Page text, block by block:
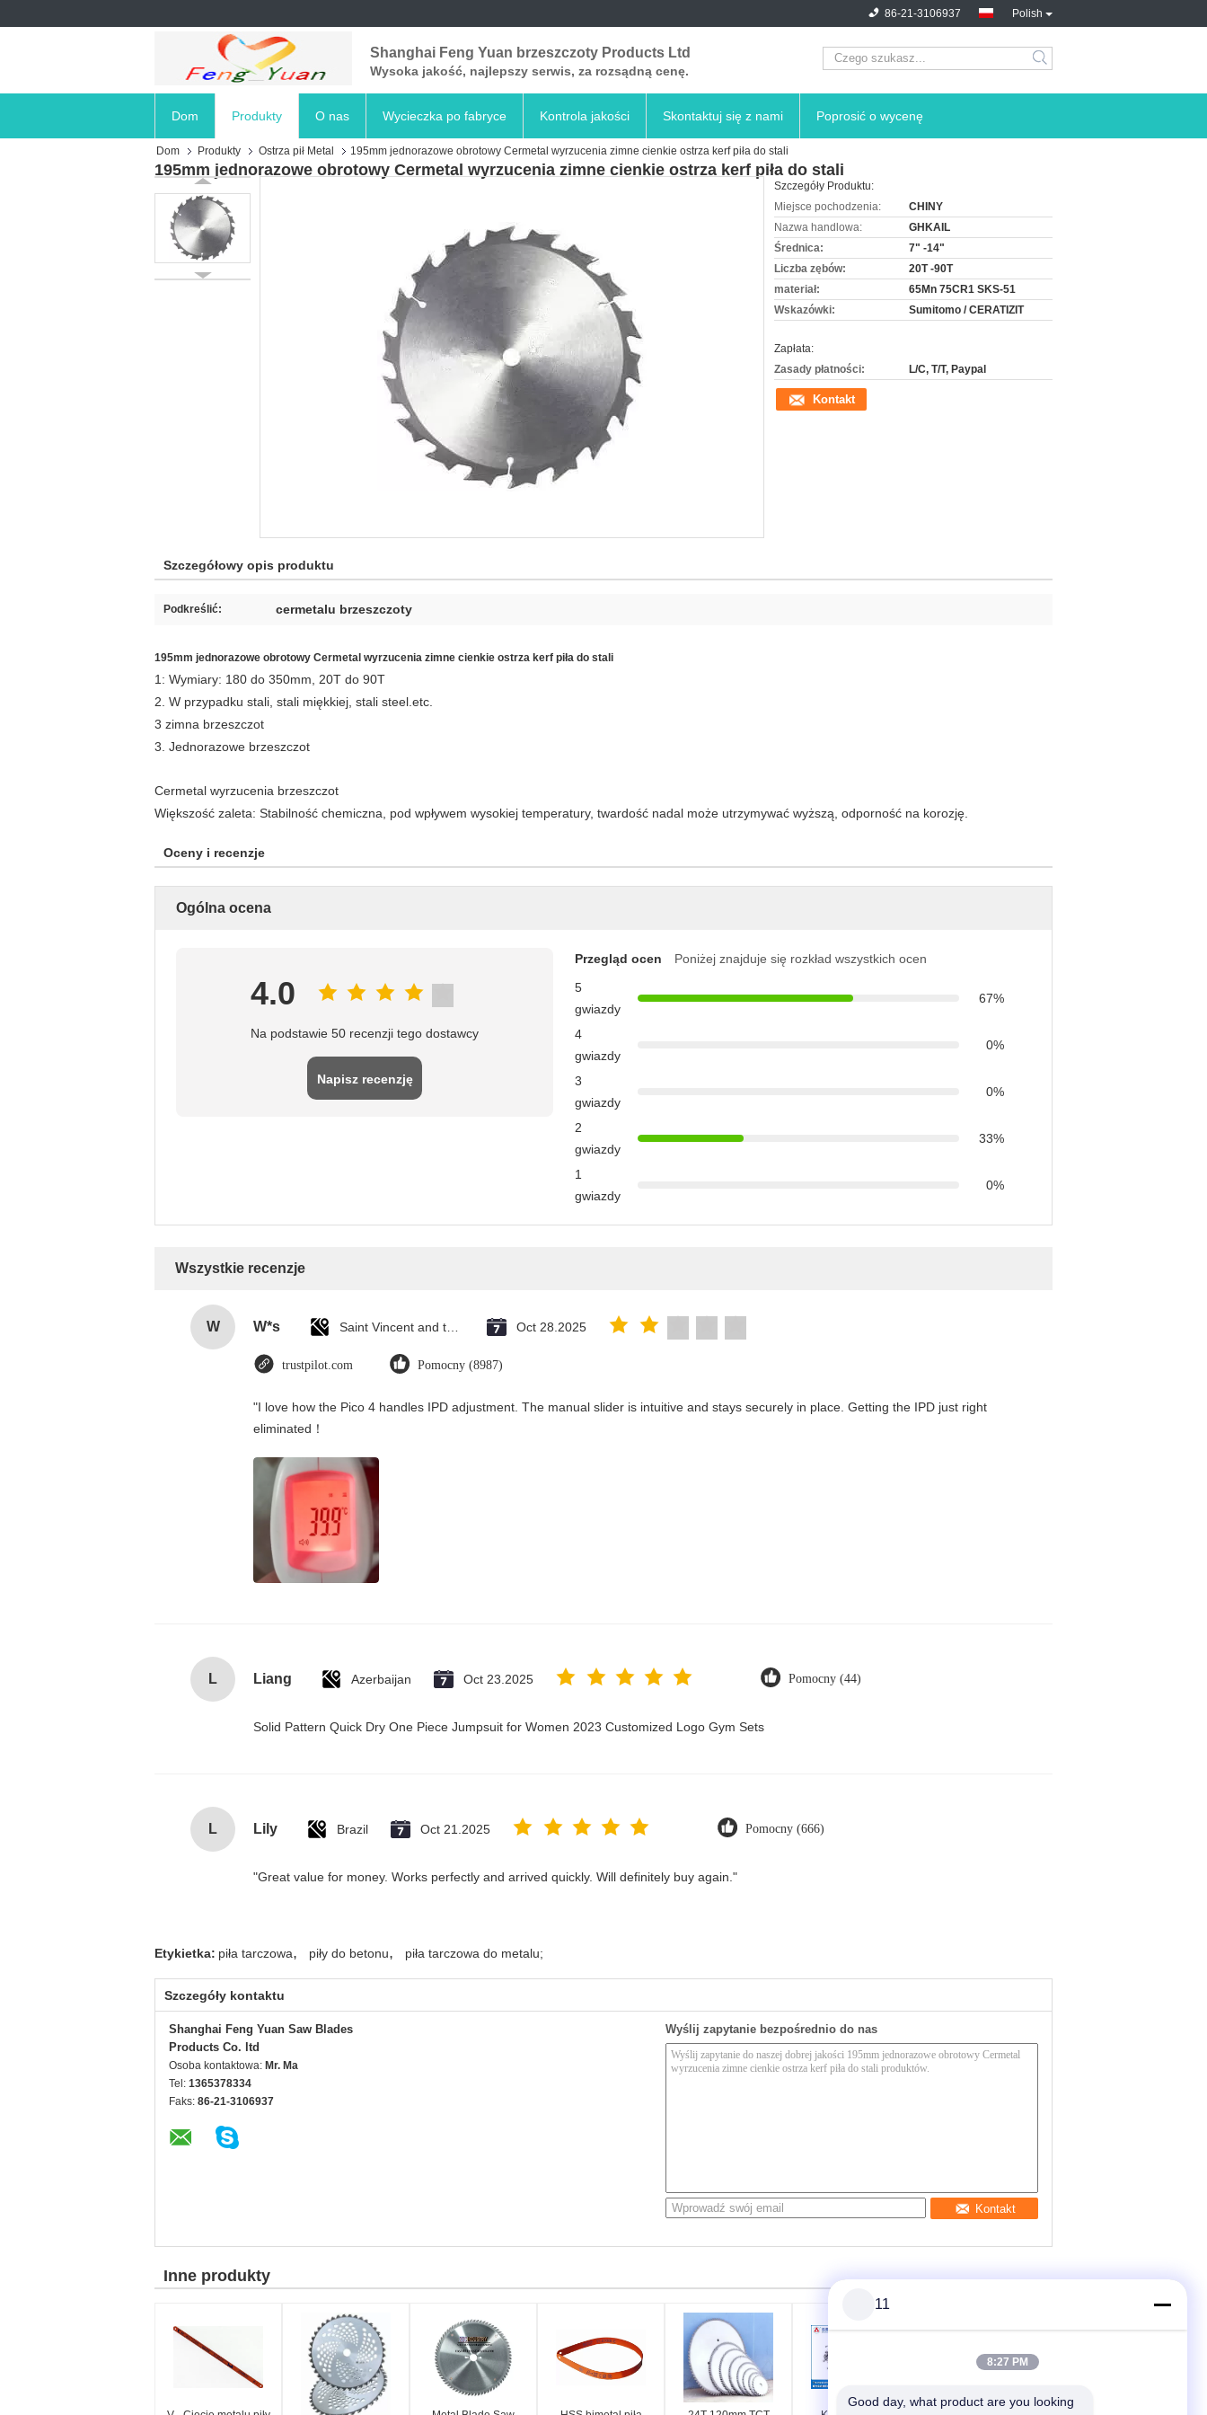
Polish
86-21-3106937
Shanghai Feng Yuan brzeszczoty Products Ltd
Wysoka jakość, najlepszy serwis, za rozsądną cenę.
Dom Produkty O nas Wycieczka po fabryce Kontrola jakości Skontaktuj się z nami Poprosić o wycenę
Dom Produkty Ostrza pił Metal 195mm jednorazowe obrotowy Cermetal wyrzucenia zimne cienkie ostrza kerf piła do stali
195mm jednorazowe obrotowy Cermetal wyrzucenia zimne cienkie ostrza kerf piła do stali
Szczegóły Produktu:
Miejsce pochodzenia:
CHINY
Nazwa handlowa:
GHKAIL
Średnica:
7" -14"
Liczba zębów:
20T -90T
materiał:
65Mn 75CR1 SKS-51
Wskazówki:
Sumitomo / CERATIZIT
Zapłata:
Zasady płatności:
L/C, T/T, Paypal
Kontakt
Szczegółowy opis produktu
Podkreślić: cermetalu brzeszczoty
195mm jednorazowe obrotowy Cermetal wyrzucenia zimne cienkie ostrza kerf piła do stali
1: Wymiary: 180 do 350mm, 20T do 90T
2. W przypadku stali, stali miękkiej, stali steel.etc.
3 zimna brzeszczot
3. Jednorazowe brzeszczot
Cermetal wyrzucenia brzeszczot
Większość zaleta: Stabilność chemiczna, pod wpływem wysokiej temperatury, twardość nadal może utrzymywać wyższą, odporność na korozję.
Oceny i recenzje
Ogólna ocena
4.0
Na podstawie 50 recenzji tego dostawcy
Napisz recenzję
Przegląd ocen
Poniżej znajduje się rozkład wszystkich ocen
5
gwiazdy
67%
4
gwiazdy
0%
3
gwiazdy
0%
2
gwiazdy
33%
1
gwiazdy
0%
Wszystkie recenzje
W W*s Oct 28.2025
trustpilot.com Pomocny (8987)
"I love how the Pico 4 handles IPD adjustment. The manual slider is intuitive and stays securely in place. Getting the IPD just right
eliminated！
L Liang Azerbaijan Oct 23.2025 Pomocny (44)
Solid Pattern Quick Dry One Piece Jumpsuit for Women 2023 Customized Logo Gym Sets
L Lily Brazil Oct 21.2025 Pomocny (666)
"Great value for money. Works perfectly and arrived quickly. Will definitely buy again."
Etykietka: piła tarczowa, piły do ​​betonu, piła tarczowa do metalu;
Szczegóły kontaktu
Shanghai Feng Yuan Saw Blades
Products Co. ltd
Osoba kontaktowa: Mr. Ma
Tel: 1365378334
Faks: 86-21-3106937
Wyślij zapytanie bezpośrednio do nas
Kontakt
Inne produkty
11
8:27 PM
Good day, what product are you looking